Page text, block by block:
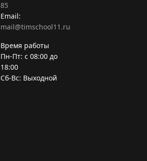
85
Email:
mail@timschool11.ru
Время работы
Пн-Пт: с 08:00 до
18:00
Сб-Вс: Выходной